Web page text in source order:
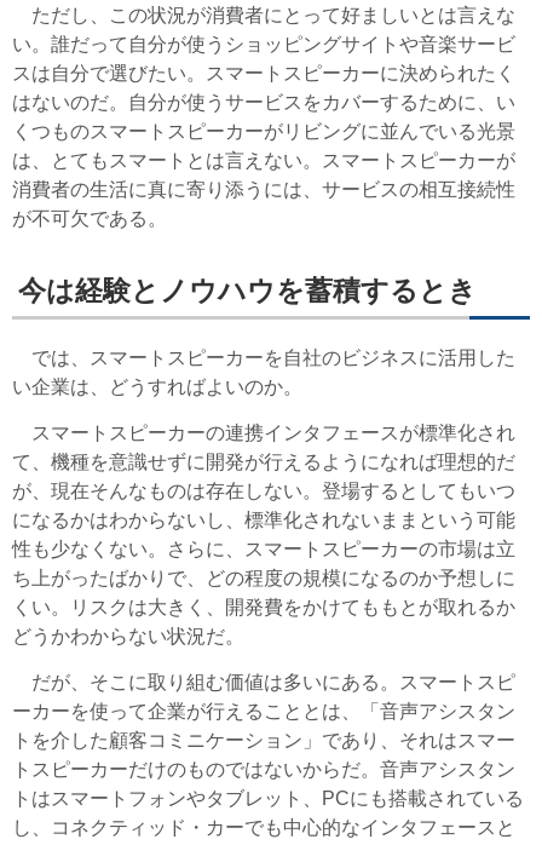
ただし、この状況が消費者にとって好ましいとは言えな
い。誰だって自分が使うショッピングサイトや音楽サービ
スは自分で選びたい。スマートスピーカーに決められたく
はないのだ。自分が使うサービスをカバーするために、い
くつものスマートスピーカーがリビングに並んでいる光景
は、とてもスマートとは言えない。スマートスピーカーが
消費者の生活に真に寄り添うには、サービスの相互接続性
が不可欠である。
今は経験とノウハウを蓄積するとき
では、スマートスピーカーを自社のビジネスに活用した
い企業は、どうすればよいのか。
スマートスピーカーの連携インタフェースが標準化され
て、機種を意識せずに開発が行えるようになれば理想的だ
が、現在そんなものは存在しない。登場するとしてもいつ
になるかはわからないし、標準化されないままという可能
性も少なくない。さらに、スマートスピーカーの市場は立
ち上がったばかりで、どの程度の規模になるのか予想しに
くい。リスクは大きく、開発費をかけてももとが取れるか
どうかわからない状況だ。
だが、そこに取り組む価値は多いにある。スマートスピ
ーカーを使って企業が行えることとは、「音声アシスタン
トを介した顧客コミニケーション」であり、それはスマー
トスピーカーだけのものではないからだ。音声アシスタン
トはスマートフォンやタブレット、PCにも搭載されている
し、コネクティッド・カーでも中心的なインタフェースと